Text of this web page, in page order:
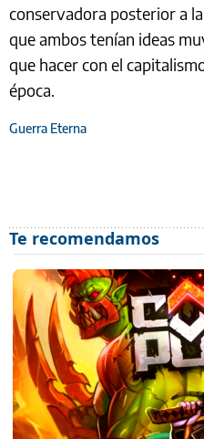
conservadora posterior a
que ambos tenían ideas
que hacer con el
época.
Guerra Eterna